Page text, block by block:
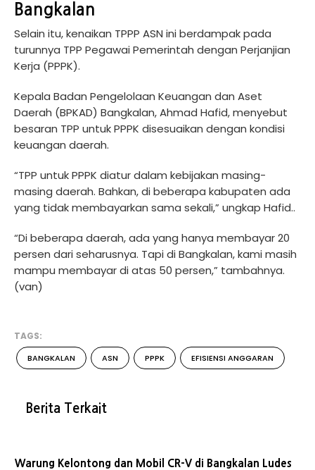
Bangkalan
Selain itu, kenaikan TPPP ASN ini berdampak pada
turunnya TPP Pegawai Pemerintah dengan Perjanjian
Kerja (PPPK).
Kepala Badan Pengelolaan Keuangan dan Aset
Daerah (BPKAD) Bangkalan, Ahmad Hafid, menyebut
besaran TPP untuk PPPK disesuaikan dengan kondisi
keuangan daerah.
“TPP untuk PPPK diatur dalam kebijakan masing-
masing daerah. Bahkan, di beberapa kabupaten ada
yang tidak membayarkan sama sekali,” ungkap Hafid..
“Di beberapa daerah, ada yang hanya membayar 20
persen dari seharusnya. Tapi di Bangkalan, kami masih
mampu membayar di atas 50 persen,” tambahnya.
(van)
TAGS:
BANGKALAN ASN PPPK EFISIENSI ANGGARAN
Berita Terkait
Warung Kelontong dan Mobil CR-V di Bangkalan Ludes